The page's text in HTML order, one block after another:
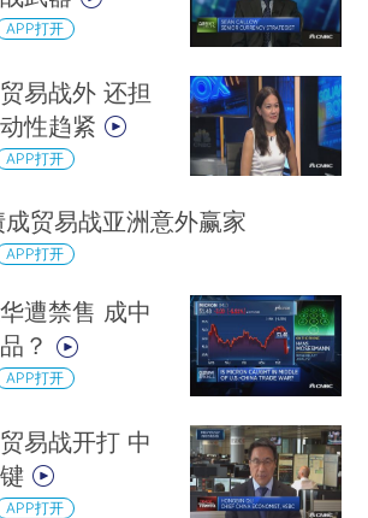
APP打开
易战外 还担
性趋紧
APP打开
贸易战亚洲意外赢家
APP打开
遭禁售 成中
？
APP打开
易战开打 中
APP打开